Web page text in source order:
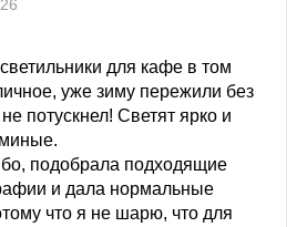
для кафе в том
уже зиму пережили без
потускнел! Светят ярко и
подобрала подходящие
и дала нормальные
что я не шарю, что для